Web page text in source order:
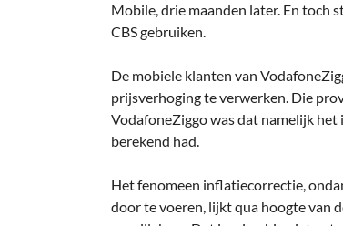
Mobile, drie maanden later. En toch
CBS gebruiken.
De mobiele klanten van
prijsverhoging te verwerken. Die
VodafoneZiggo was dat namelijk
berekend had.
Het fenomeen inflatiecorrectie,
door te voeren, lijkt qua hoogte van